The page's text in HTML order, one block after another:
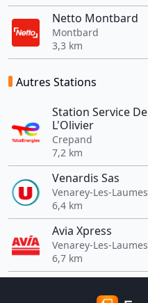
Netto Montbard
Montbard
3,3 km
Autres Stations
Station Service De
L'Olivier
Crepand
7,2 km
Venardis Sas
Venarey-Les-Laumes
6,4 km
Avia Xpress
Venarey-Les-Laumes
6,7 km